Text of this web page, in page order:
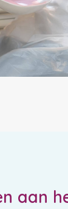
aan